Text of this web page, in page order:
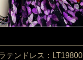
テンドレス：